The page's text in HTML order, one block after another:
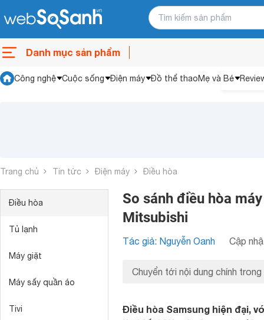
Danh mục sản phẩm
Công nghệ Cuộc sống Điện máy Đồ thể thaoMẹ và Bé
Trang chủ Tin tức Điện máy Điều hòa
Điều hòa
Tủ lạnh
Máy giặt
Máy sấy quần áo
Tivi
So sánh điều hòa
Mitsubishi
Tác giả: Nguyễn Oanh Cập
Chuyển tới nội dung chính trong
Điều hòa Samsung hiện đại,